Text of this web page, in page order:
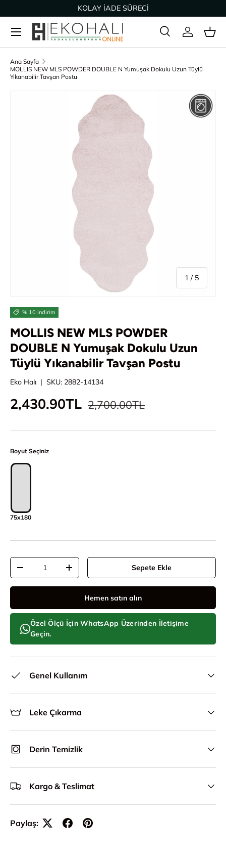
İçeriğe geç
KOLAY İADE SÜRECİ
Arama
Ürün türü
Ara Giriş Yap
Ana Sayfa
MOLLIS NEW MLS POWDER DOUBLE N Yumuşak Dokulu Uzun Tüylü
Yıkanabilir Tavşan Postu
Ürün bilgisine geç
1 / /5
% 10 indirim
MOLLIS NEW MLS POWDER
DOUBLE N Yumuşak Dokulu Uzun
Tüylü Yıkanabilir Tavşan Postu
Eko Halı | SKU: 2882-14134
İndirimli fiyat
2,430.90TL Normal fiyat
2,700.00TL
Boyut Seçiniz
75x180
Adet
Adeti azalt
Adeti artır Sepete Ekle
Hemen satın alın
Özel Ölçü İçin WhatsApp Üzerinden İletişime
Geçin.
Genel Kullanım
Leke Çıkarma
Derin Temizlik
Kargo & Teslimat
Paylaş: